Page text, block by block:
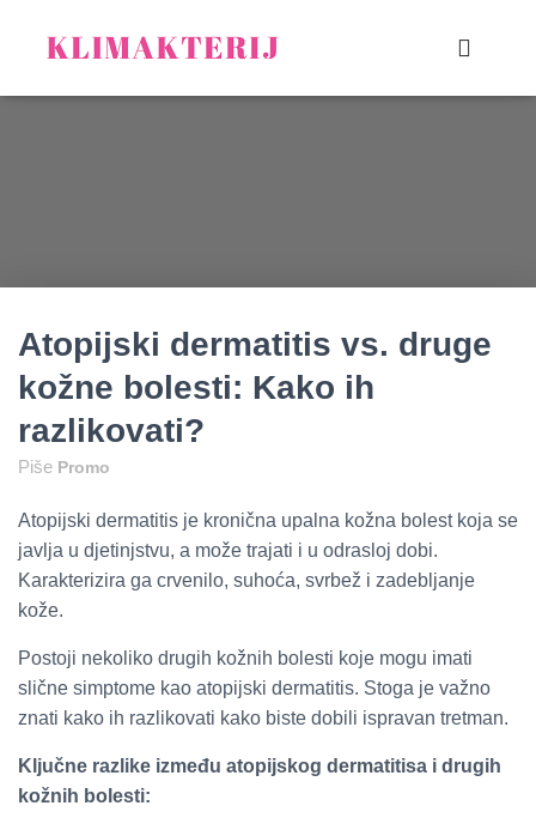
Atopijski dermatitis vs. druge
kožne bolesti: Kako ih
razlikovati?
Piše Promo
Atopijski dermatitis je kronična upalna kožna bolest koja se
javlja u djetinjstvu, a može trajati i u odrasloj dobi.
Karakterizira ga crvenilo, suhoća, svrbež i zadebljanje
kože.
Postoji nekoliko drugih kožnih bolesti koje mogu imati
slične simptome kao atopijski dermatitis. Stoga je važno
znati kako ih razlikovati kako biste dobili ispravan tretman.
Ključne razlike između atopijskog dermatitisa i drugih
kožnih bolesti: